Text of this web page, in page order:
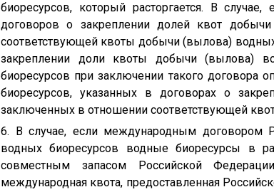
биоресурсов, который расторгается. В
договоров о закреплении долей квот
соответствующей квоты добычи (вылова)
закреплении доли квоты добычи (вылова)
биоресурсов при заключении такого
биоресурсов, указанных в договорах о
заключенных в отношении соответствующей
6. В случае, если международным договором
водных биоресурсов водные биоресурсы в
совместным запасом Российской
международная квота, предоставленная